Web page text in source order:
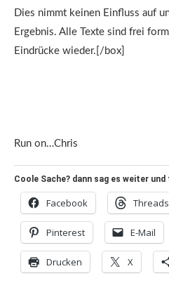
Dies nimmt keinen Einfluss auf
Ergebnis. Alle Texte sind frei
Eindrücke wieder.[/box]
Run on…Chris
Coole Sache? dann sag es weiter
Facebook Threads
Pinterest E-Mail
Drucken X